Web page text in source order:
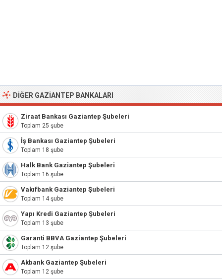
DIĞER GAZIANTEP BANKALARI
Ziraat Bankası Gaziantep Şubeleri
Toplam 25 şube
İş Bankası Gaziantep Şubeleri
Toplam 18 şube
Halk Bank Gaziantep Şubeleri
Toplam 16 şube
Vakıfbank Gaziantep Şubeleri
Toplam 14 şube
Yapı Kredi Gaziantep Şubeleri
Toplam 13 şube
Garanti BBVA Gaziantep Şubeleri
Toplam 12 şube
Akbank Gaziantep Şubeleri
Toplam 12 şube